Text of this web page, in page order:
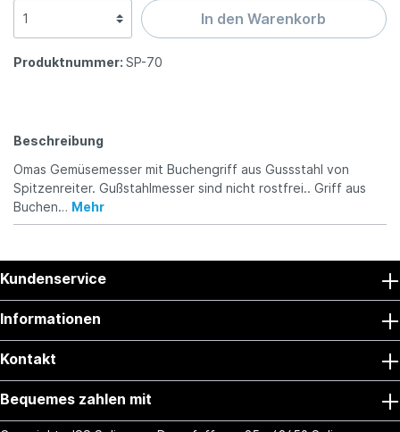
In den Warenkorb
Produktnummer: SP-70
Beschreibung
Omas Gemüsemesser mit Buchengriff aus Gussstahl von
Spitzenreiter. Gußstahlmesser sind nicht rostfrei.. Griff aus
Buchen… Mehr
Kundenservice
Informationen
Kontakt
Bequemes zahlen mit